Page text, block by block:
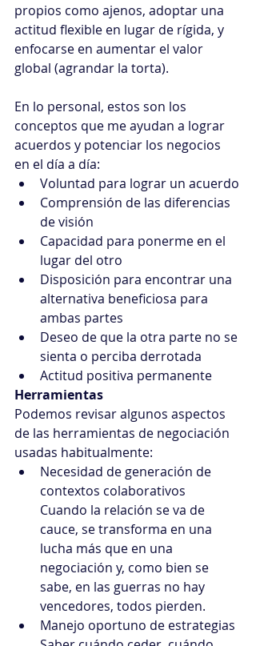
propios como ajenos, adoptar una
actitud flexible en lugar de rígida, y
enfocarse en aumentar el valor
global (agrandar la torta).
En lo personal, estos son los
conceptos que me ayudan a lograr
acuerdos y potenciar los negocios
en el día a día:
Voluntad para lograr un acuerdo
Comprensión de las diferencias
de visión
Capacidad para ponerme en el
lugar del otro
Disposición para encontrar una
alternativa beneficiosa para
ambas partes
Deseo de que la otra parte no se
sienta o perciba derrotada
Actitud positiva permanente
Herramientas
Podemos revisar algunos aspectos
de las herramientas de negociación
usadas habitualmente:
Necesidad de generación de
contextos colaborativos
Cuando la relación se va de
cauce, se transforma en una
lucha más que en una
negociación y, como bien se
sabe, en las guerras no hay
vencedores, todos pierden.
Manejo oportuno de estrategias